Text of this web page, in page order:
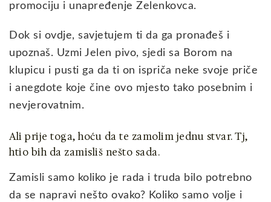
promociju i unapređenje Zelenkovca.
Dok si ovdje, savjetujem ti da ga pronađeš i
upoznaš. Uzmi Jelen pivo, sjedi sa Borom na
klupicu i pusti ga da ti on ispriča neke svoje priče
i anegdote koje čine ovo mjesto tako posebnim i
nevjerovatnim.
Ali prije toga, hoću da te zamolim jednu stvar. Tj,
htio bih da zamisliš nešto sada.
Zamisli samo koliko je rada i truda bilo potrebno
da se napravi nešto ovako? Koliko samo volje i